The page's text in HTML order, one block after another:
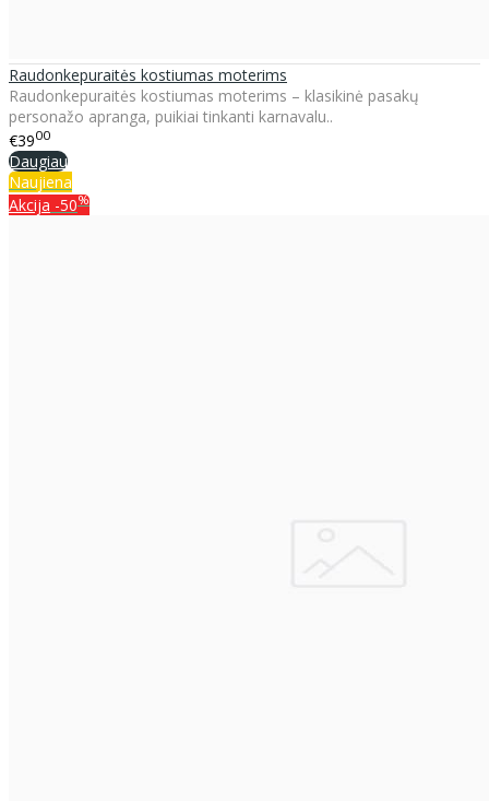
Raudonkepuraitės kostiumas moterims
Raudonkepuraitės kostiumas moterims – klasikinė pasakų
personažo apranga, puikiai tinkanti karnavalu..
€3900
Daugiau
Naujiena
Akcija -50%